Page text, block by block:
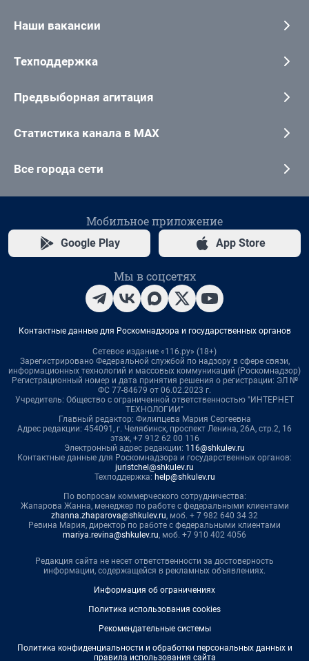
Наши вакансии
Техподдержка
Предвыборная агитация
Статистика канала в MAX
Все города сети
Мобильное приложение
Google Play App Store
Мы в соцсетях
Контактные данные для Роскомнадзора и государственных органов
Сетевое издание «116.ру» (18+)
Зарегистрировано Федеральной службой по надзору в сфере связи,
информационных технологий и массовых коммуникаций (Роскомнадзор)
Регистрационный номер и дата принятия решения о регистрации: ЭЛ №
ФС 77-84679 от 06.02.2023 г.
Учредитель: Общество с ограниченной ответственностью "ИНТЕРНЕТ
ТЕХНОЛОГИИ"
Главный редактор: Филипцева Мария Сергеевна
Адрес редакции: 454091, г. Челябинск, проспект Ленина, 26А, стр.2, 16
этаж, +7 912 62 00 116
Электронный адрес редакции: 116@shkulev.ru
Контактные данные для Роскомнадзора и государственных органов:
juristchel@shkulev.ru
Техподдержка: help@shkulev.ru
По вопросам коммерческого сотрудничества:
Жапарова Жанна, менеджер по работе с федеральными клиентами
zhanna.zhaparova@shkulev.ru, моб. + 7 982 640 34 32
Ревина Мария, директор по работе с федеральными клиентами
mariya.revina@shkulev.ru, моб. +7 910 402 4056
Редакция сайта не несет ответственности за достоверность
информации, содержащейся в рекламных объявлениях.
Информация об ограничениях
Политика использования cookies
Рекомендательные системы
Политика конфиденциальности и обработки персональных данных и
правила использования сайта